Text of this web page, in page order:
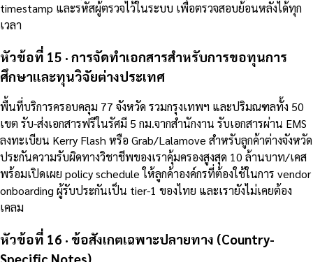
timestamp และรหัสผู้ตรวจไว้ในระบบ เพื่อตรวจสอบย้อนหลังได้ทุก
เวลา
หัวข้อที่ 15 · การจัดทำเอกสารสำหรับการขอทุนการ
ศึกษาและทุนวิจัยต่างประเทศ
พื้นที่บริการครอบคลุม 77 จังหวัด รวมกรุงเทพฯ และปริมณฑลทั้ง 50
เขต รับ-ส่งเอกสารฟรีในรัศมี 5 กม.จากสำนักงาน รับเอกสารผ่าน EMS
ลงทะเบียน Kerry Flash หรือ Grab/Lalamove สำหรับลูกค้าต่างจังหวัด
ประกันความรับผิดทางวิชาชีพของเราคุ้มครองสูงสุด 10 ล้านบาท/เคส
พร้อมเปิดเผย policy schedule ให้ลูกค้าองค์กรที่ต้องใช้ในการ vendor
onboarding ผู้รับประกันเป็น tier-1 ของไทย และเรายังไม่เคยต้อง
เคลม
หัวข้อที่ 16 · ข้อสังเกตเฉพาะปลายทาง (Country-
Specific Notes)